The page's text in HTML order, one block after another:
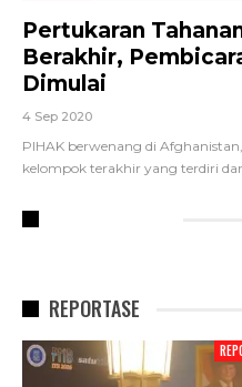
Pertukaran
Berakhir,
Dimulai
4 Sep 2020
PIHAK berwenang di
kelompok terakhir yang terdiri
REPORTASE